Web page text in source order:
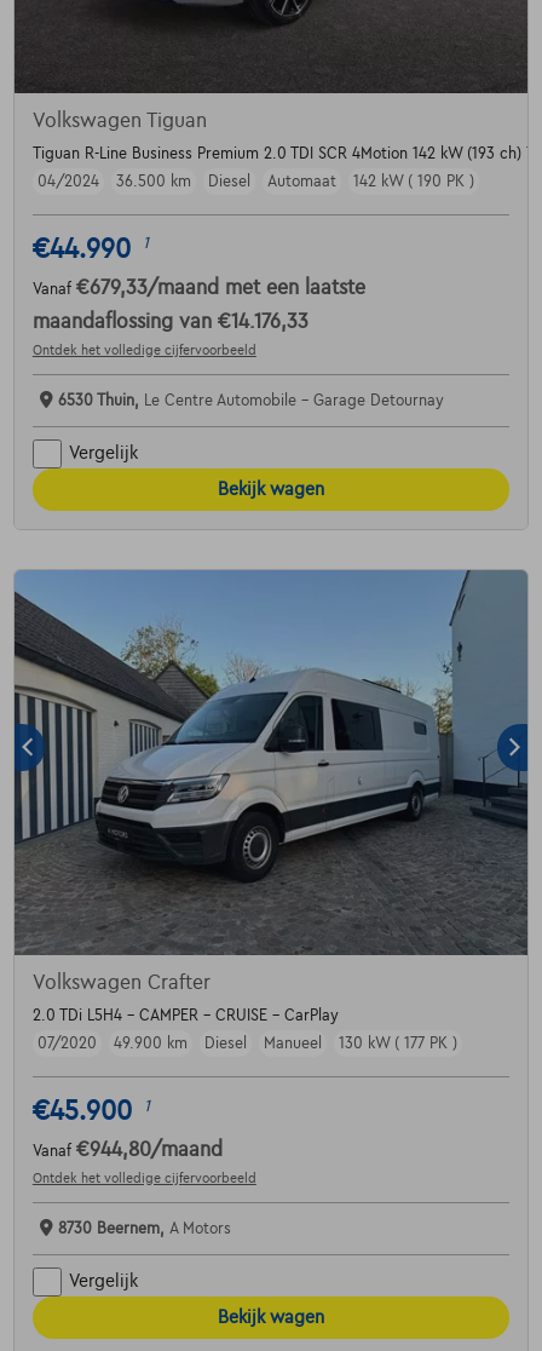
Volkswagen Tiguan
Tiguan R-Line Business Premium 2.0 TDI SCR 4Motion 142 kW (193 ch) 7
04/2024
36.500 km Diesel Automaat 142 kW ( 190 PK )
€44.990 1
Vanaf €679,33/maand met een laatste
maandaflossing van €14.176,33
Ontdek het volledige cijfervoorbeeld
6530 Thuin, Le Centre Automobile - Garage Detournay
Vergelijk
Bekijk wagen
Volkswagen Crafter
2.0 TDi L5H4 - CAMPER - CRUISE - CarPlay
07/2020
49.900 km Diesel Manueel 130 kW ( 177 PK )
€45.900 1
Vanaf €944,80/maand
Ontdek het volledige cijfervoorbeeld
8730 Beernem, A Motors
Vergelijk
Bekijk wagen